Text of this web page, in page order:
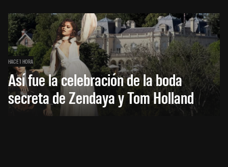
HACE 1 HORA
Así fue la celebración de la boda
secreta de Zendaya y Tom Holland